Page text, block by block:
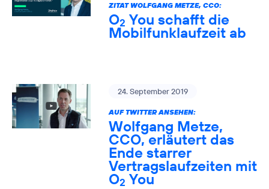
ZITAT WOLFGANG METZE, CCO:
O2 You schafft die
Mobilfunklaufzeit ab
24. September 2019
AUF TWITTER ANSEHEN:
Wolfgang Metze,
CCO, erläutert das
Ende starrer
Vertragslaufzeiten mit
O2 You